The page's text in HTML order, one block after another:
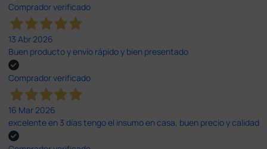
Comprador verificado
13 Abr 2026
Buen producto y envío rápido y bien presentado
Comprador verificado
16 Mar 2026
excelente en 3 días tengo el insumo en casa, buen precio y calidad